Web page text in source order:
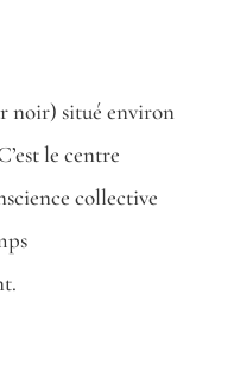
noir) situé environ
le centre
collective